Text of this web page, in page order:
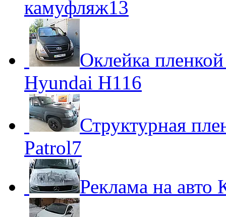
камуфляж13
Оклейка
Hyundai H116
Структурная
Patrol7
Реклама на авто